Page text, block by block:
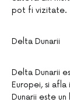
pot fi vizitate.
Delta Dunarii
Delta Dunarii
Europei, si
Dunarii este